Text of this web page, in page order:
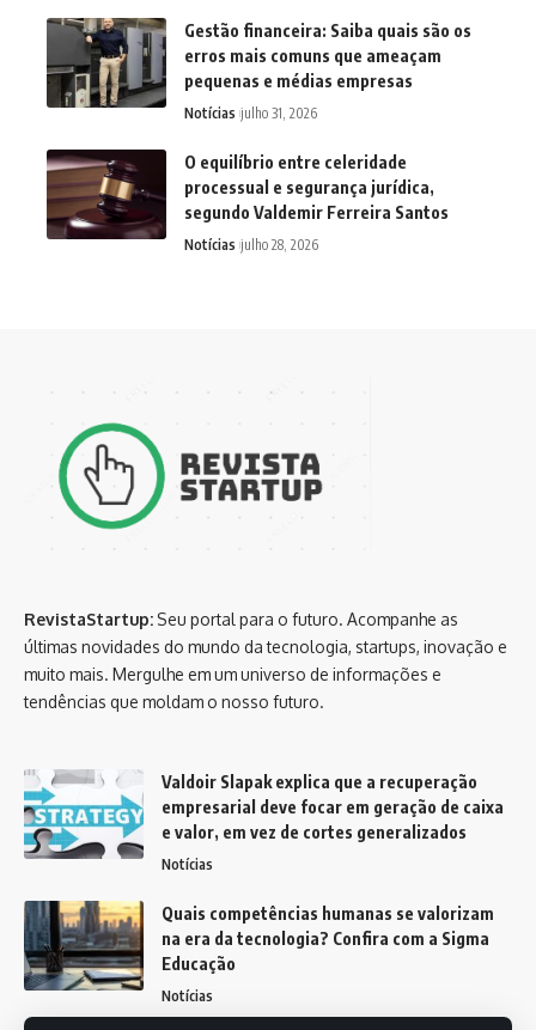
Gestão financeira: Saiba quais são os
erros mais comuns que ameaçam
pequenas e médias empresas
Notícias julho 31, 2026
O equilíbrio entre celeridade
processual e segurança jurídica,
segundo Valdemir Ferreira Santos
Notícias julho 28, 2026
RevistaStartup: Seu portal para o futuro. Acompanhe as
últimas novidades do mundo da tecnologia, startups, inovação e
muito mais. Mergulhe em um universo de informações e
tendências que moldam o nosso futuro.
Valdoir Slapak explica que a recuperação
empresarial deve focar em geração de caixa
e valor, em vez de cortes generalizados
Notícias
Quais competências humanas se valorizam
na era da tecnologia? Confira com a Sigma
Educação
Notícias